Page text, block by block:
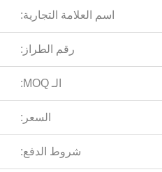
اسم العلامة التجارية:
رقم الطراز:
الـ MOQ:
السعر:
شروط الدفع: